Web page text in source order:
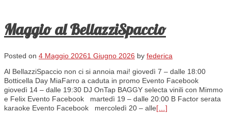
Maggio al BellazziSpaccio
Posted on 4 Maggio 20261 Giugno 2026 by federica
Al BellazziSpaccio non ci si annoia mai! giovedì 7 – dalle 18:00
Botticella Day MiaFarro a caduta in promo Evento Facebook
giovedì 14 – dalle 19:30 DJ OnTap BAGGY selecta vinili con Mimmo
e Felix Evento Facebook martedì 19 – dalle 20:00 B Factor serata
karaoke Evento Facebook mercoledì 20 – alle[…]